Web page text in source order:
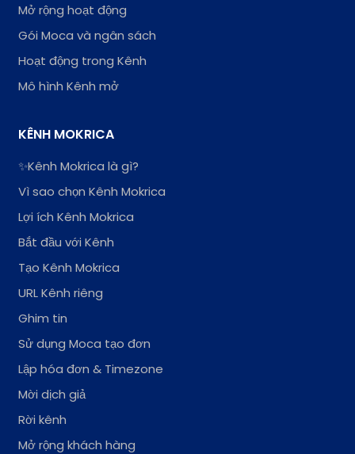
Mở rộng hoạt động
Gói Moca và ngân sách
Hoạt động trong Kênh
Mô hình Kênh mở
KÊNH MOKRICA
✨Kênh Mokrica là gì?
Vì sao chọn Kênh Mokrica
Lợi ích Kênh Mokrica
Bắt đầu với Kênh
Tạo Kênh Mokrica
URL Kênh riêng
Ghim tin
Sử dụng Moca tạo đơn
Lập hóa đơn & Timezone
Mời dịch giả
Rời kênh
Mở rộng khách hàng